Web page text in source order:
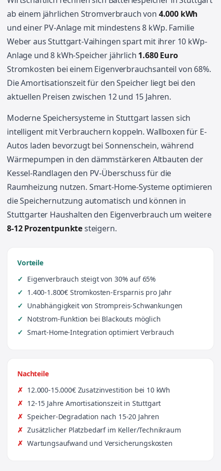
ab einem jährlichen Stromverbrauch von 4.000 kWh
und einer PV-Anlage mit mindestens 8 kWp. Familie
Weber aus Stuttgart-Vaihingen spart mit ihrer 10 kWp-
Anlage und 8 kWh-Speicher jährlich 1.680 Euro
Stromkosten bei einem Eigenverbrauchsanteil von 68%.
Die Amortisationszeit für den Speicher liegt bei den
aktuellen Preisen zwischen 12 und 15 Jahren.
Moderne Speichersysteme in Stuttgart lassen sich
intelligent mit Verbrauchern koppeln. Wallboxen für E-
Autos laden bevorzugt bei Sonnenschein, während
Wärmepumpen in den dämmstärkeren Altbauten der
Kessel-Randlagen den PV-Überschuss für die
Raumheizung nutzen. Smart-Home-Systeme optimieren
die Speichernutzung automatisch und können in
Stuttgarter Haushalten den Eigenverbrauch um weitere
8-12 Prozentpunktesteigern.
Vorteile
Eigenverbrauch steigt von 30% auf 65%
1.400-1.800€ Stromkosten-Ersparnis pro Jahr
Unabhängigkeit von Strompreis-Schwankungen
Notstrom-Funktion bei Blackouts möglich
Smart-Home-Integration optimiert Verbrauch
Nachteile
12.000-15.000€ Zusatzinvestition bei 10 kWh
12-15 Jahre Amortisationszeit in Stuttgart
Speicher-Degradation nach 15-20 Jahren
Zusätzlicher Platzbedarf im Keller/Technikraum
Wartungsaufwand und Versicherungskosten